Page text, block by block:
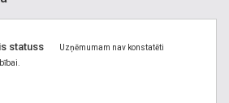
statuss
Uzņēmumam nav konstatēti